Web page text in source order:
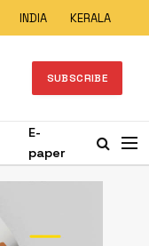
INDIA KERALA
SUBSCRIBE
E-
paper